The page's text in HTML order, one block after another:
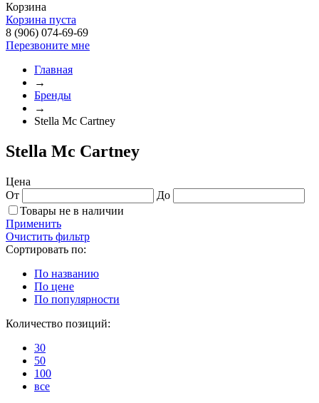
Корзина
Корзина пуста
8 (906) 074-69-69
Перезвоните мне
Главная
→
Бренды
→
Stella Mc Cartney
Stella Mc Cartney
Цена
От
До
Товары не в наличии
Применить
Очистить фильтр
Сортировать по:
По названию
По цене
По популярности
Количество позиций:
30
50
100
все